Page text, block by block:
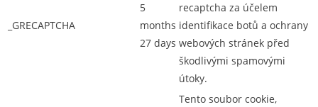
_GRECAPTCHA
5
months
27 days
recaptcha za účelem
identifikace botů a ochrany
webových stránek před
škodlivými spamovými
útoky.
Tento soubor cookie,